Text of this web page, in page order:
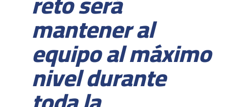
mantener al
equipo al máximo
nivel durante